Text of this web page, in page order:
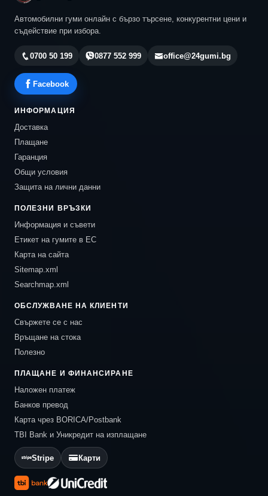
Автомобилни гуми онлайн с бързо търсене, конкурентни цени и
съдействие при избора.
0700 50 199 0877 552 999 office@24gumi.bg
Facebook
ИНФОРМАЦИЯ
Доставка
Плащане
Гаранция
Общи условия
Защита на лични данни
ПОЛЕЗНИ ВРЪЗКИ
Информация и съвети
Етикет на гумите в ЕС
Карта на сайта
Sitemap.xml
Searchmap.xml
ОБСЛУЖВАНЕ НА КЛИЕНТИ
Свържете се с нас
Връщане на стока
Полезно
ПЛАЩАНЕ И ФИНАНСИРАНЕ
Наложен платеж
Банков превод
Карта чрез BORICA/Postbank
TBI Bank и Уникредит на изплащане
Stripe Карти